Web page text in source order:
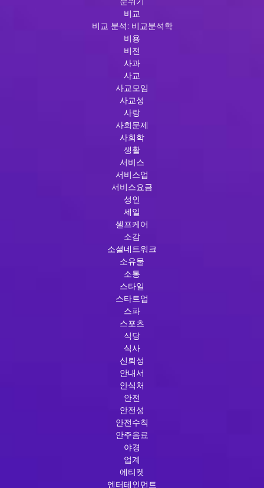
비교
비교 분석: 비교분석학
비용
비전
사과
사교
사교모임
사교성
사랑
사회문제
사회학
생활
서비스
서비스업
서비스요금
성인
세일
셀프케어
소감
소셜네트워크
소유물
소통
스타일
스타트업
스파
스포츠
식당
식사
신뢰성
안내서
안식처
안전
안전성
안전수칙
안주음료
야경
업계
에티켓
엔터테인먼트